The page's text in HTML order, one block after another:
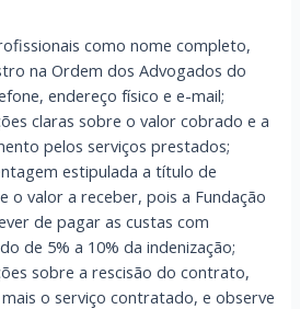
como nome completo,
na Ordem dos Advogados do
endereço físico e e-mail;
claras sobre o valor cobrado e a
pelos serviços prestados;
estipulada a título de
o valor a receber, pois a Fundação
de pagar as custas com
de 5% a 10% da indenização;
sobre a rescisão do contrato,
o serviço contratado, e observe